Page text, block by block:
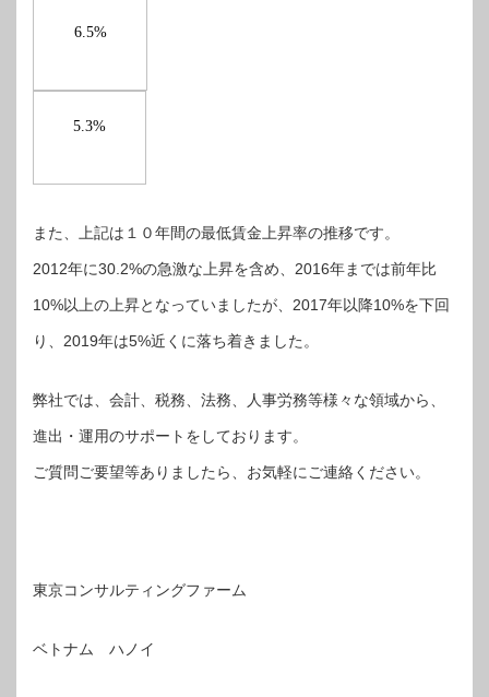
6.5%
5.3%
また、上記は１０年間の最低賃金上昇率の推移です。
2012年に30.2%の急激な上昇を含め、2016年までは前年比
10%以上の上昇となっていましたが、2017年以降10%を下回
り、2019年は5%近くに落ち着きました。
弊社では、会計、税務、法務、人事労務等様々な領域から、
進出・運用のサポートをしております。
ご質問ご要望等ありましたら、お気軽にご連絡ください。
東京コンサルティングファーム
ベトナム ハノイ